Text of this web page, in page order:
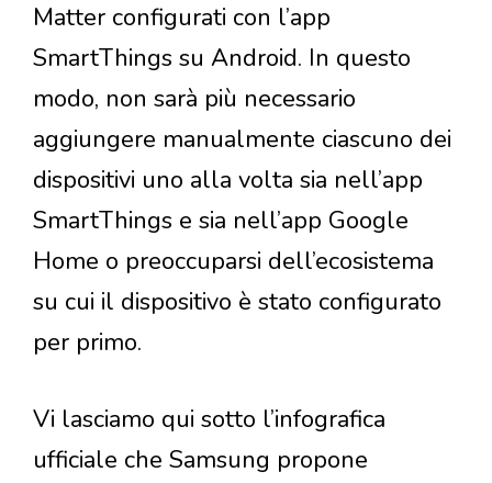
Matter configurati con l’app
SmartThings su Android. In questo
modo, non sarà più necessario
aggiungere manualmente ciascuno dei
dispositivi uno alla volta sia nell’app
SmartThings e sia nell’app Google
Home o preoccuparsi dell’ecosistema
su cui il dispositivo è stato configurato
per primo.
Vi lasciamo qui sotto l’infografica
ufficiale che Samsung propone